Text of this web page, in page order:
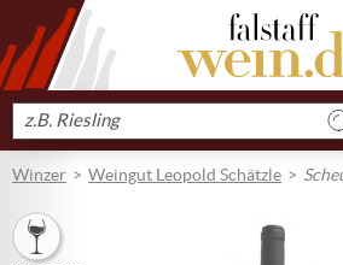
Produkt
suchen
Winzer Weingut Leopold Schätzle